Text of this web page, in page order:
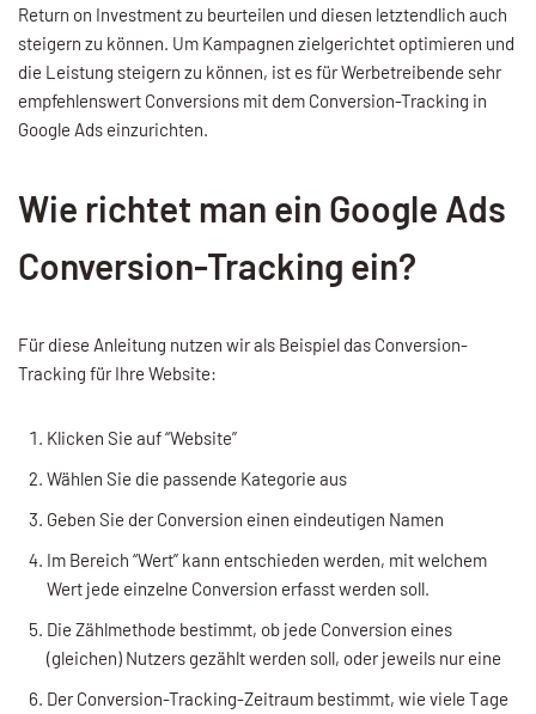
Return on Investment zu beurteilen und diesen letztendlich auch
steigern zu können. Um Kampagnen zielgerichtet optimieren und
die Leistung steigern zu können, ist es für Werbetreibende sehr
empfehlenswert Conversions mit dem Conversion-Tracking in
Google Ads einzurichten.
Wie richtet man ein Google Ads
Conversion-Tracking ein?
Für diese Anleitung nutzen wir als Beispiel das Conversion-
Tracking für Ihre Website:
Klicken Sie auf “Website”
Wählen Sie die passende Kategorie aus
Geben Sie der Conversion einen eindeutigen Namen
Im Bereich “Wert” kann entschieden werden, mit welchem
Wert jede einzelne Conversion erfasst werden soll.
Die Zählmethode bestimmt, ob jede Conversion eines
(gleichen) Nutzers gezählt werden soll, oder jeweils nur eine
Der Conversion-Tracking-Zeitraum bestimmt, wie viele Tage